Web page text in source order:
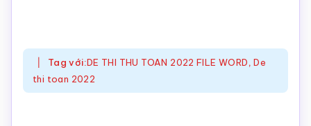
Tag với:DE THI THU TOAN 2022 FILE WORD,De
thi toan 2022